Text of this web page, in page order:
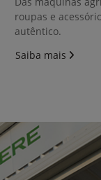
Adicionar modelo